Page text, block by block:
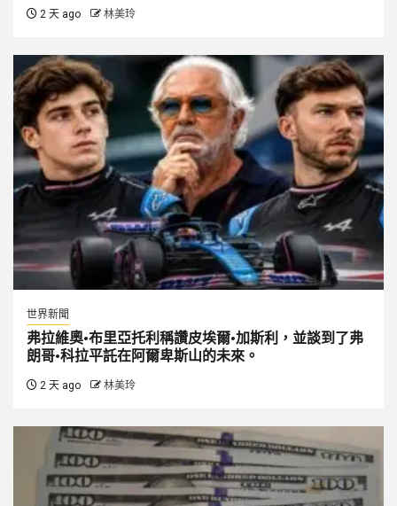
2 天 ago 林美玲
世界新聞
弗拉維奧·布里亞托利稱讚皮埃爾·加斯利，並談到了弗
朗哥·科拉平託在阿爾卑斯山的未來。
2 天 ago 林美玲